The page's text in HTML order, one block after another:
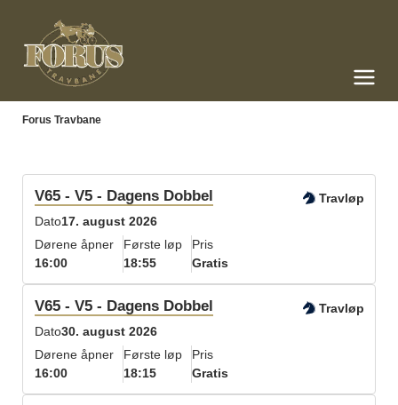
Forus Travbane
V65 - V5 - Dagens Dobbel
Travløp
Dato17. august 2026
Dørene åpner
16:00
Første løp
18:55
Pris
Gratis
V65 - V5 - Dagens Dobbel
Travløp
Dato30. august 2026
Dørene åpner
16:00
Første løp
18:15
Pris
Gratis